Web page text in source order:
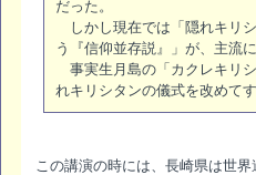
だった。
しかし現在では「隠れキリ
う『信仰並存説』」が、主流
事実生月島の「カクレキリ
れキリシタンの儀式を改めてす
この講演の時には、長崎県は世界